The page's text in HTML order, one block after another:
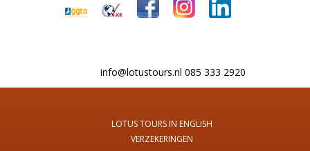
info@lotustours.nl 085 333 2920
LOTUS TOURS IN ENGLISH
VERZEKERINGEN